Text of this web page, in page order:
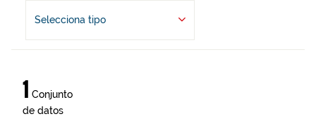
Selecciona tipo
1 Conjunto
de datos